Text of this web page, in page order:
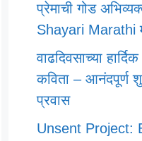
प्रेमाची गोड
Shayari Marathi
वाढदिवसाच्या
कविता – आनंदपूर्ण
प्रवास
Unsent Project: